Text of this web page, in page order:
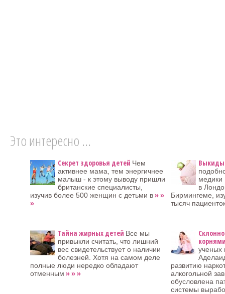
Это интересно ...
Секрет здоровья детей Чем
активнее мама, тем энергичнее
малыш - к этому выводу пришли
британские специалисты,
изучив более 500 женщин с детьми в» »
»
медики
в
Бирмингеме,
тысяч
Тайна жирных детей Все мы
привыкли считать, что лишний
вес свидетельствует о наличии
болезней. Хотя на самом деле
полные люди нередко обладают
отменным » » »
ученых
развитию
алкогольной
обусловлена
системы